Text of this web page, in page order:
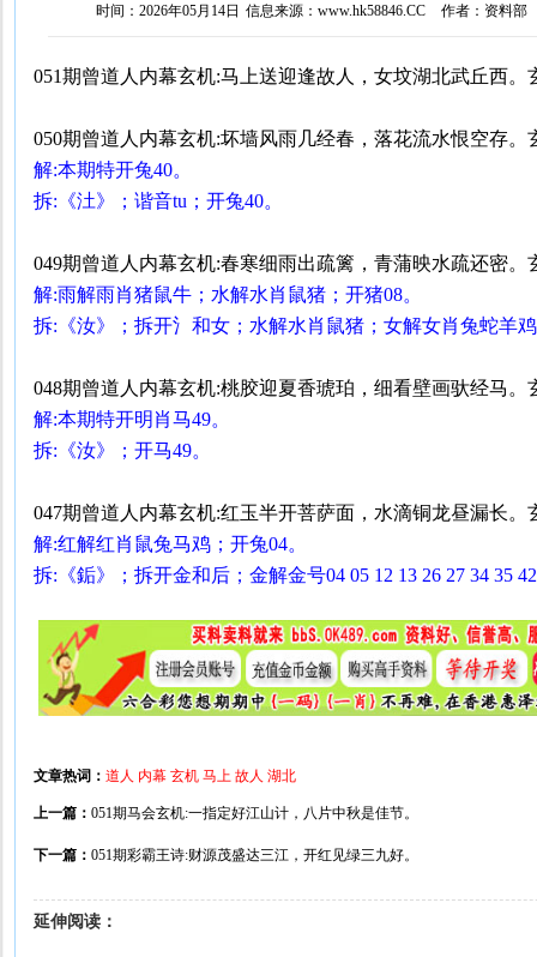
时间：2026年05月14日 信息来源：www.hk58846.CC 作者：资料部
051期曾道人内幕玄机:马上送迎逢故人，女坟湖北武丘西。
050期曾道人内幕玄机:坏墙风雨几经春，落花流水恨空存
解:本期特开兔40。
拆:《汢》；谐音tu；开兔40。
049期曾道人内幕玄机:春寒细雨出疏篱，青蒲映水疏还密。
解:雨解雨肖猪鼠牛；水解水肖鼠猪；开猪08。
拆:《汝》；拆开氵和女；水解水肖鼠猪；女解女肖兔蛇羊
048期曾道人内幕玄机:桃胶迎夏香琥珀，细看壁画驮经马。
解:本期特开明肖马49。
拆:《汝》；开马49。
047期曾道人内幕玄机:红玉半开菩萨面，水滴铜龙昼漏长。
解:红解红肖鼠兔马鸡；开兔04。
拆:《銗》；拆开金和后；金解金号04 05 12 13 26 27 34 35
文章热词： 道人 内幕 玄机 马上 故人 湖北
上一篇： 051期马会玄机:一指定好江山计，八片中秋是佳节。
下一篇： 051期彩霸王诗:财源茂盛达三江，开红见绿三九好。
延伸阅读：